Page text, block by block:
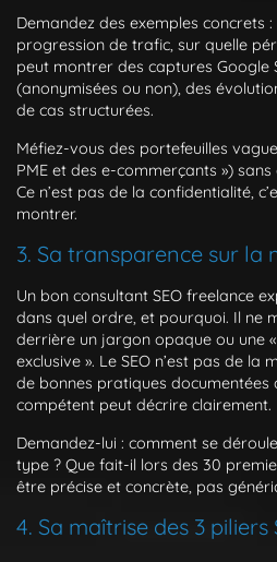
Demandez des exemples concrets
progression de trafic, sur quelle
peut montrer des captures Google
(anonymisées ou non), des
de cas structurées.
Méfiez-vous des portefeuilles
PME et des e-commerçants »)
Ce n’est pas de la confidentialité,
montrer.
3. Sa transparence sur la
Un bon consultant SEO freelance
dans quel ordre, et pourquoi. Il ne
derrière un jargon opaque ou une
exclusive ». Le SEO n’est pas de la
de bonnes pratiques documentées
compétent peut décrire clairement.
Demandez-lui : comment se
type ? Que fait-il lors des 30
être précise et concrète, pas
4. Sa maîtrise des 3 piliers